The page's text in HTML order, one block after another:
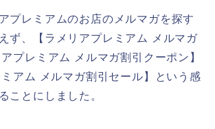
プレミアムのお店のメルマガを探す
ず、【ラメリアプレミアム メルマガ
プレミアム メルマガ割引クーポン】
ミアム メルマガ割引セール】という感
ことにしました。